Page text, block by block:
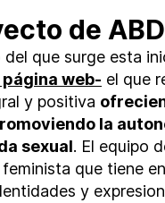
de
del que surge esta
web- el que
y positiva
la
sexual. El equipo
que tiene
y